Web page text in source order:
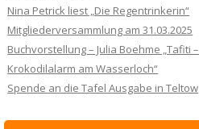
Nina Petrick liest „Die Regentrinkerin“
Mitgliederversammlung am 31.03.2025
Buchvorstellung – Julia Boehme „Tafiti –
Krokodilalarm am Wasserloch“
Spende an die Tafel Ausgabe in Teltow